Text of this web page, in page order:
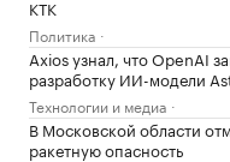
КТК
Политика
Axios узнал, что OpenAI
разработку ИИ-модели
Технологии и медиа
В Московской области
ракетную опасность